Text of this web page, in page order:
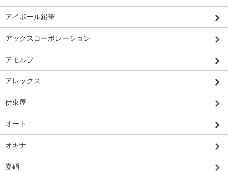
アイボール鉛筆
アックスコーポレーション
アモルフ
アレックス
伊東屋
オート
オキナ
嘉硝